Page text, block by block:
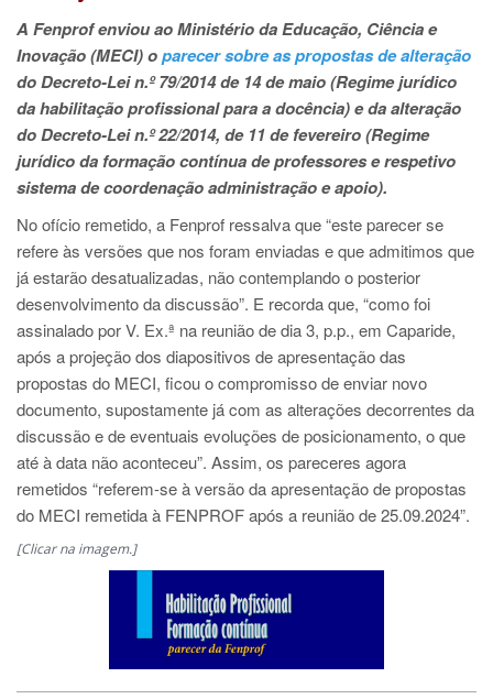
A Fenprof enviou ao Ministério da Educação, Ciência e
Inovação (MECI) oparecer sobre as propostas de alteração
do Decreto-Lei n.º 79/2014 de 14 de maio (Regime jurídico
da habilitação profissional para a docência) e da alteração
do Decreto-Lei n.º 22/2014, de 11 de fevereiro (Regime
jurídico da formação contínua de professores e respetivo
sistema de coordenação administração e apoio).
No ofício remetido, a Fenprof ressalva que “este parecer se
refere às versões que nos foram enviadas e que admitimos que
já estarão desatualizadas, não contemplando o posterior
desenvolvimento da discussão”. E recorda que, “como foi
assinalado por V. Ex.ª na reunião de dia 3, p.p., em Caparide,
após a projeção dos diapositivos de apresentação das
propostas do MECI, ficou o compromisso de enviar novo
documento, supostamente já com as alterações decorrentes da
discussão e de eventuais evoluções de posicionamento, o que
até à data não aconteceu”. Assim, os pareceres agora
remetidos “referem-se à versão da apresentação de propostas
do MECI remetida à FENPROF após a reunião de 25.09.2024”.
[Clicar na imagem.]